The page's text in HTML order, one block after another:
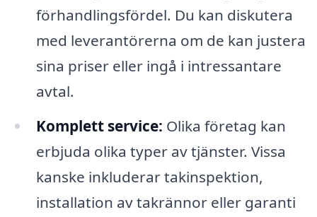
förhandlingsfördel. Du kan diskutera
med leverantörerna om de kan justera
sina priser eller ingå i intressantare
avtal.
Komplett service: Olika företag kan
erbjuda olika typer av tjänster. Vissa
kanske inkluderar takinspektion,
installation av takrännor eller garanti